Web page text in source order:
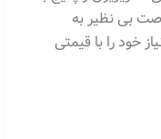
بی نظیر به
خود را با قیمتی